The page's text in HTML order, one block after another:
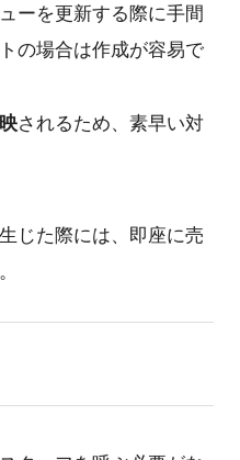
ーを更新する際に手間
の場合は作成が容易で
されるため、素早い対
じた際には、即座に売